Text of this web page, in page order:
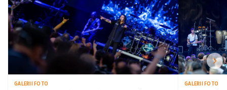
GALERII FOTO GALERII FOTO